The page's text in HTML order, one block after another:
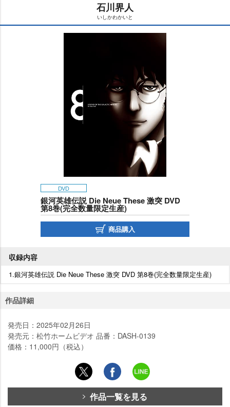
石川界人
いしかわかいと
DVD
銀河英雄伝説 Die Neue These 激突 DVD
第8巻(完全数量限定生産)
商品購入
収録内容
1.銀河英雄伝説 Die Neue These 激突 DVD 第8巻(完全数量限定生産)
作品詳細
発売日：2025年02月26日
発売元：松竹ホームビデオ 品番：DASH-0139
価格：11,000円（税込）
作品一覧を見る